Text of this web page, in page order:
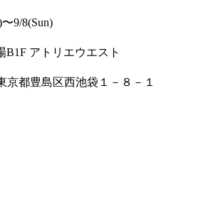
〜9/8(Sun)
B1F アトリエウエスト
京都豊島区西池袋１－８－１